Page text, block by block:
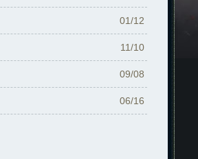
01/12
11/10
09/08
06/16